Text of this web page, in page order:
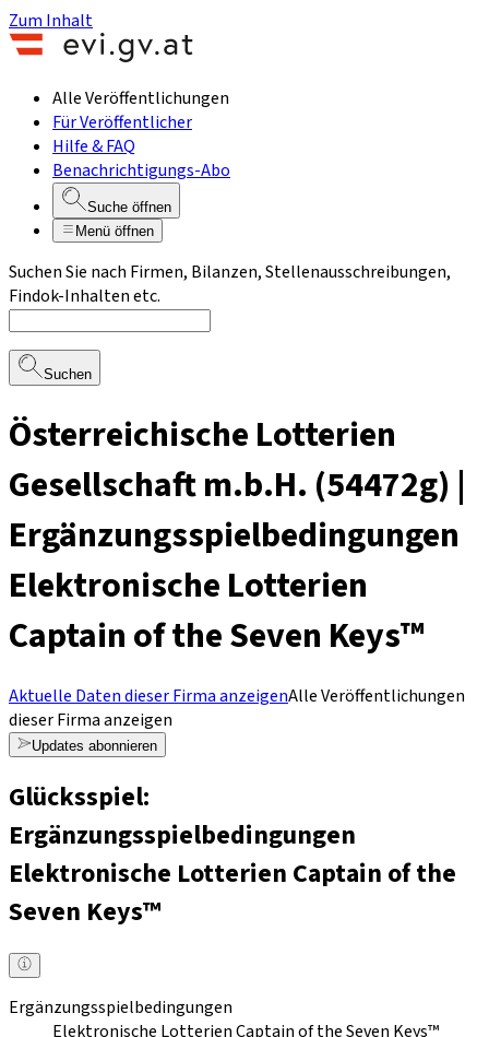
Zum Inhalt
Alle Veröffentlichungen
Für Veröffentlicher
Hilfe & FAQ
Benachrichtigungs-Abo
Suche öffnen
Menü öffnen
Suchen Sie nach Firmen, Bilanzen, Stellenausschreibungen,
Findok-Inhalten etc.
Suchen
Österreichische Lotterien
Gesellschaft m.b.H. (54472g) |
Ergänzungsspielbedingungen
Elektronische Lotterien
Captain of the Seven Keys™
Aktuelle Daten dieser Firma anzeigenAlle Veröffentlichungen
dieser Firma anzeigen
Updates abonnieren
Glücksspiel:
Ergänzungsspielbedingungen
Elektronische Lotterien Captain of the
Seven Keys™
Ergänzungsspielbedingungen
Elektronische Lotterien Captain of the Seven Keys™